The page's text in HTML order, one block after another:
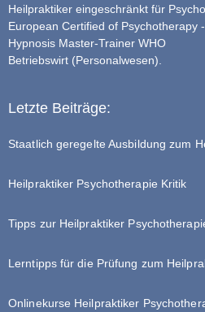
Heilpraktiker eingeschränkt für
European Certified of Psychotherapy
Hypnosis Master-Trainer WHO
Betriebswirt (Personalwesen).
Letzte Beiträge:
Staatlich geregelte Ausbildung zum
Heilpraktiker Psychotherapie Kritik
Tipps zur Heilpraktiker
Lerntipps für die Prüfung zum
Onlinekurse Heilpraktiker